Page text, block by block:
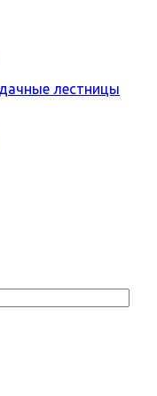
лестницы